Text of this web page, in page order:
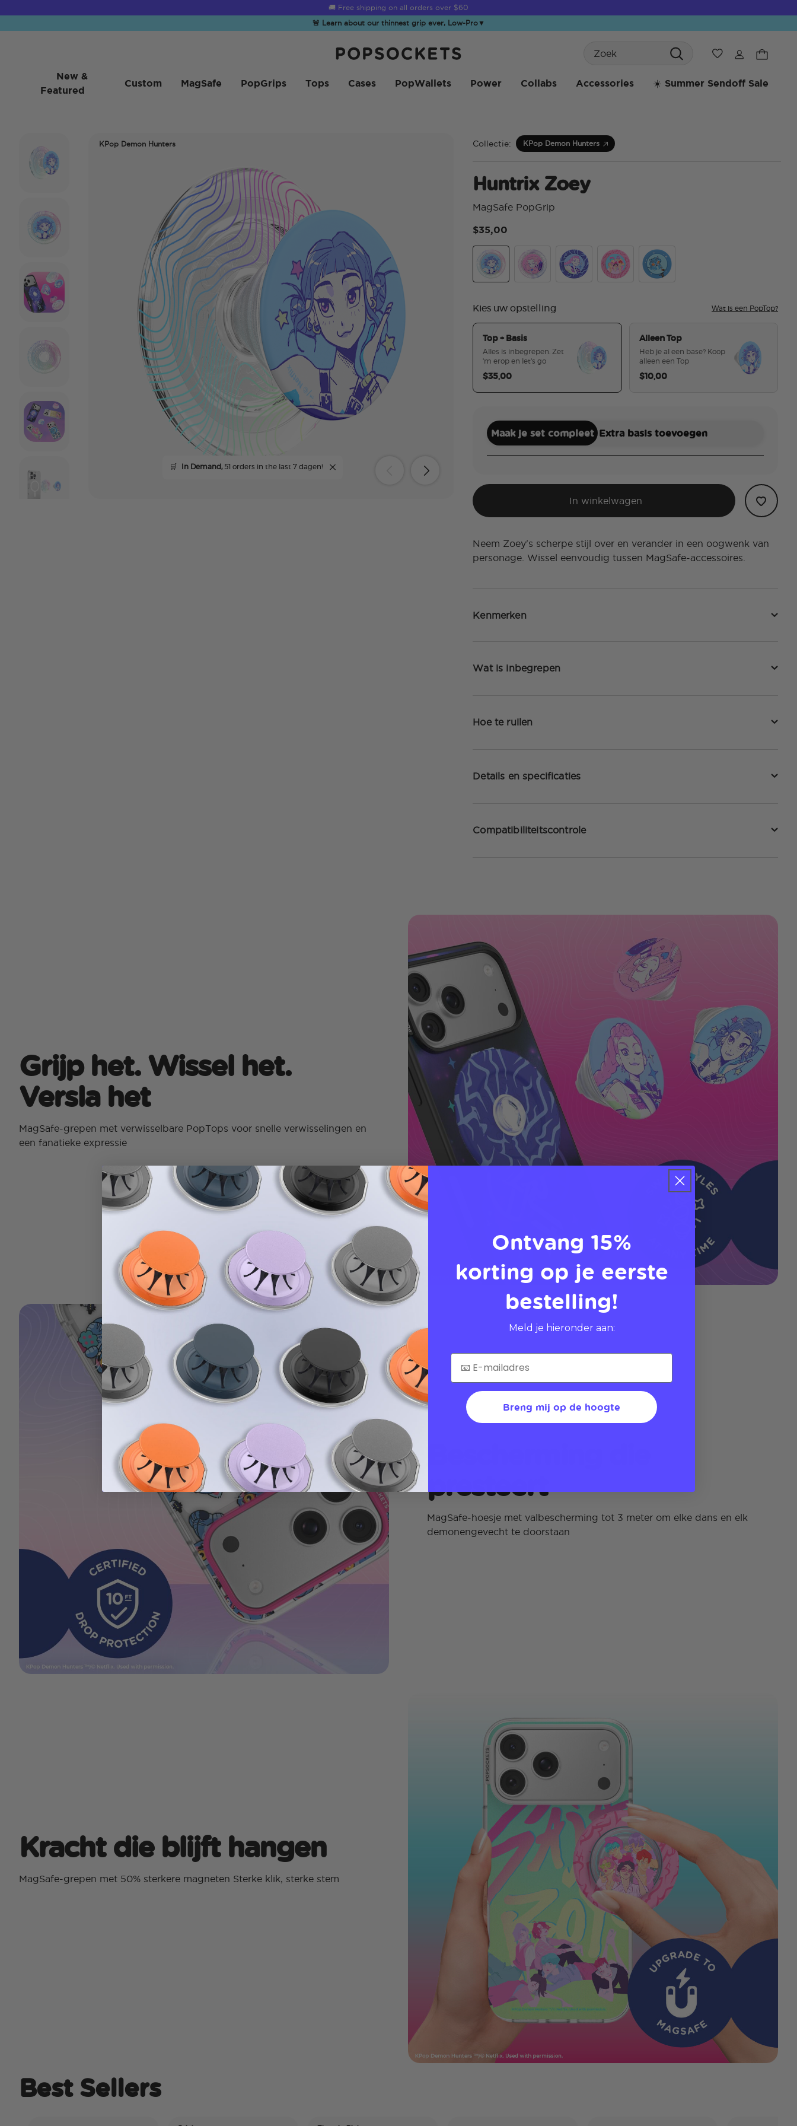
Summer Sendoff Sale is on 🚨 Up to 60% off
🚨 Learn about our thinnest grip ever, Low-Pro▼
Verlanglijst
New &
Featured
Custom MagSafe PopGrips Tops Cases PopWallets Power Collabs Accessories ☀️ Summer Sendoff Sale
KPop Demon Hunters
🛒 In Demand,51 orders in the last 7 dagen!
Collectie: KPop Demon Hunters
Huntrix Zoey
MagSafe PopGrip
$35,00
Kies uw opstelling Wat is een PopTop?
Top + Basis
Alles is inbegrepen. Zet
'm erop en let's go
$35,00
Alleen Top
Heb je al een base? Koop
alleen een Top
$10,00
Maak je set compleet Extra basis toevoegen
In winkelwagen
Neem Zoey's scherpe stijl over en verander in een oogwenk van
personage. Wissel eenvoudig tussen MagSafe-accessoires.
Kenmerken
Wat is inbegrepen
Hoe te ruilen
Details en specificaties
Compatibiliteitscontrole
Grijp het. Wissel het.
Versla het
MagSafe-grepen met verwisselbare PopTops voor snelle verwisselingen en
een fanatieke expressie
presteert
MagSafe-hoesje met valbescherming tot 3 meter om elke dans en elk
demonengevecht te doorstaan
Kracht die blijft hangen
MagSafe-grepen met 50% sterkere magneten Sterke klik, sterke stem
Best Sellers
Ontvang 15%
korting op je eerste
bestelling!
Meld je hieronder aan:
Breng mij op de hoogte